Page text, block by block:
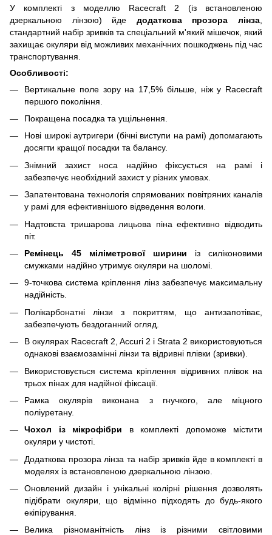
У комплекті з моделлю Racecraft 2 (із встановленою
дзеркальною лінзою) йде додаткова прозора лінза
стандартний набір зривків та спеціальний м'який мішечок, який
захищає окуляри від можливих механічних пошкоджень під час
транспортування.
Особливості:
Вертикальне поле зору на 17,5% більше, ніж у Racecraft
першого покоління.
Покращена посадка та ущільнення.
Нові широкі аутригери (бічні виступи на рамі) допомагають
досягти кращої посадки та балансу.
Знімний захист носа надійно фіксується на рамі і
забезпечує необхідний захист у різних умовах.
Запатентована технологія спрямованих повітряних каналів
у рамі для ефективнішого відведення вологи.
Надтовста тришарова лицьова піна ефективно відводить
піт.
Ремінець 45 міліметрової ширини із силіконовими
смужками надійно утримує окуляри на шоломі.
9-точкова система кріплення лінз забезпечує максимальну
надійність.
Полікарбонатні лінзи з покриттям, що антизапотіває,
забезпечують бездоганний огляд.
В окулярах Racecraft 2, Accuri 2 і Strata 2 використовуються
однакові взаємозамінні лінзи та відривні плівки (зривки).
Використовується система кріплення відривних плівок на
трьох пінах для надійної фіксації.
Рамка окулярів виконана з гнучкого, але міцного
поліуретану.
Чохол із мікрофібри в комплекті допоможе містити
окуляри у чистоті.
Додаткова прозора лінза та набір зривків йде в комплекті в
моделях із встановленою дзеркальною лінзою.
Оновлений дизайн і унікальні колірні рішення дозволять
підібрати окуляри, що відмінно підходять до будь-якого
екіпірування.
Велика різноманітність лінз із різними світловими